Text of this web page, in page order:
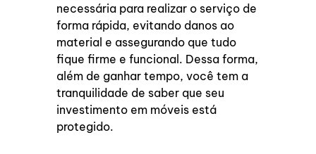
necessária para realizar o serviço de
forma rápida, evitando danos ao
material e assegurando que tudo
fique firme e funcional. Dessa forma,
além de ganhar tempo, você tem a
tranquilidade de saber que seu
investimento em móveis está
protegido.